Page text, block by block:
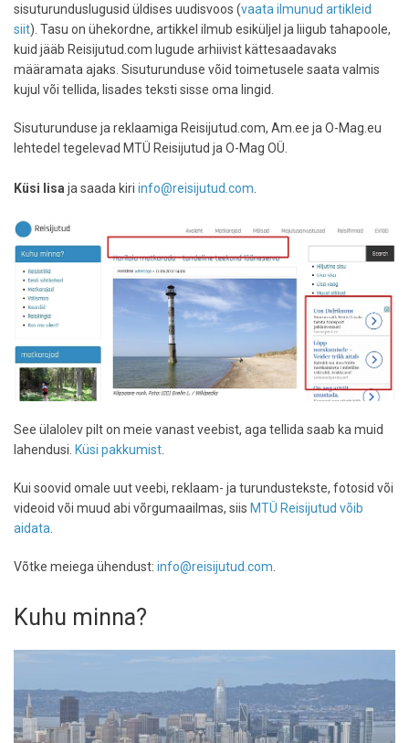
sisuturunduslugusid üldises uudisvoos (vaata ilmunud artikleid
siit). Tasu on ühekordne, artikkel ilmub esiküljel ja liigub tahapoole,
kuid jääb Reisijutud.com lugude arhiivist kättesaadavaks
määramata ajaks. Sisuturunduse võid toimetusele saata valmis
kujul või tellida, lisades teksti sisse oma lingid.
Sisuturunduse ja reklaamiga Reisijutud.com, Am.ee ja O-Mag.eu
lehtedel tegelevad MTÜ Reisijutud ja O-Mag OÜ.
Küsi lisa ja saada kiri info@reisijutud.com
See ülalolev pilt on meie vanast veebist, aga tellida saab ka muid
lahendusi. Küsi pakkumist
Kui soovid omale uut veebi, reklaam- ja turundustekste, fotosid või
videoid või muud abi võrgumaailmas, siis MTÜ Reisijutud võib
aidata
Võtke meiega ühendust: info@reisijutud.com
Kuhu minna?